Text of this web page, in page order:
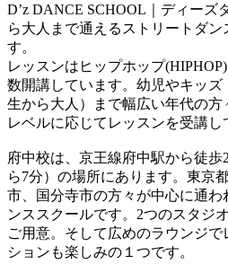
D’z DANCE SCHOOL｜ディーズ
ら大人まで通えるストリートダ
す。
レッスンはヒップホップ
数開講しています。幼児やキッ
生から大人）まで幅広い年代の
レベルに応じてレッスンを受講し
府中校は、京王線府中駅から徒
ら7分）の場所にあります。東京
市、国分寺市の方々が中心に通
ンススクールです。2つのスタジ
ご用意。そして広めのラウンジ
ションも楽しみの１つです。